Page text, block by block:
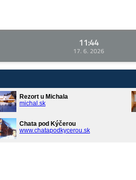
11:44
17. 6. 2026
Rezort u Michala
michal.sk
Chata pod Kýčerou
www.chatapodkycerou.sk